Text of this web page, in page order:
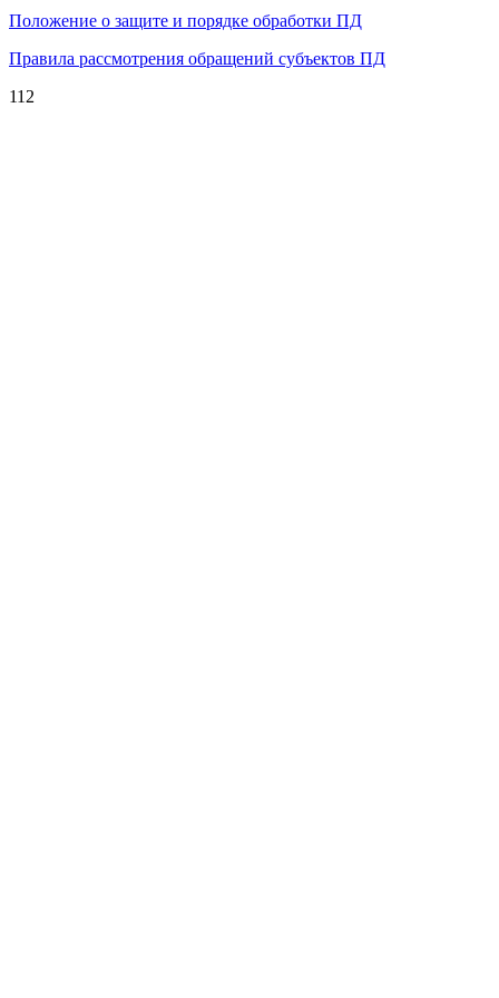
Положение о защите и порядке обработки ПД
Правила рассмотрения обращений субъектов ПД
112